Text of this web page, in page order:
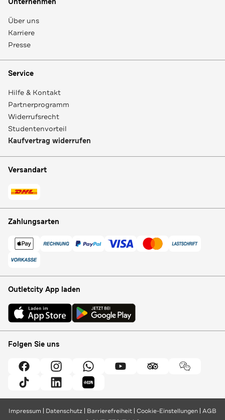
Über uns
Karriere
Presse
Service
Hilfe & Kontakt
Partnerprogramm
Widerrufsrecht
Studentenvorteil
Kaufvertrag widerrufen
Versandart
Zahlungsarten
Outletcity App laden
Folgen Sie uns
Impressum Datenschutz Barrierefreiheit Cookie-Einstellungen AGB